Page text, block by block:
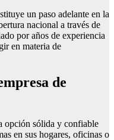
un paso adelante en la
nacional a través de
por años de experiencia
en materia de
de
opción sólida y confiable
en sus hogares, oficinas o